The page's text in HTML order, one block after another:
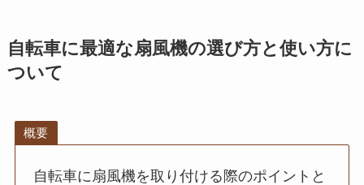
自転車に最適な扇風機の選び方と使い方に
ついて
概要
自転車に扇風機を取り付ける際のポイントと